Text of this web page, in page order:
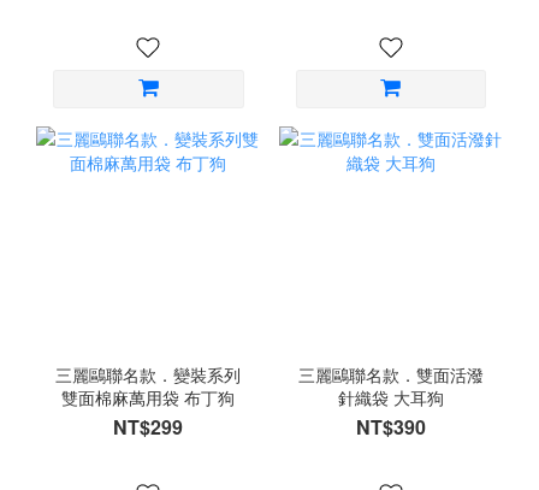
三麗鷗聯名款．變裝系列
雙面棉麻萬用袋 布丁狗
NT$299
三麗鷗聯名款．雙面活潑
針織袋 大耳狗
NT$390